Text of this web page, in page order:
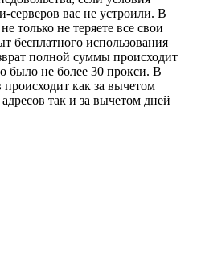
серверов вас не устроили. В
только не теряете все свои
бесплатного использования
полной суммы происходит
было не более 30 прокси. В
происходит как за вычетом
так и за вычетом дней